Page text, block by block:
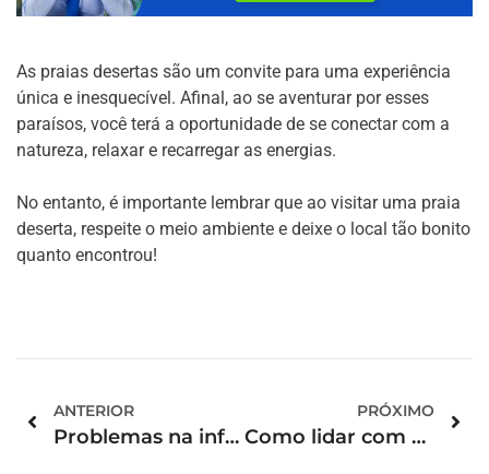
As praias desertas são um convite para uma experiência
única e inesquecível. Afinal, ao se aventurar por esses
paraísos, você terá a oportunidade de se conectar com a
natureza, relaxar e recarregar as energias.
No entanto, é importante lembrar que ao visitar uma praia
deserta, respeite o meio ambiente e deixe o local tão bonito
quanto encontrou!
ANTERIOR
Problemas na infraestrutura de hotel na praia: o que pode ser feito?
PRÓXIMO
Como lidar com danos no carro alugado?